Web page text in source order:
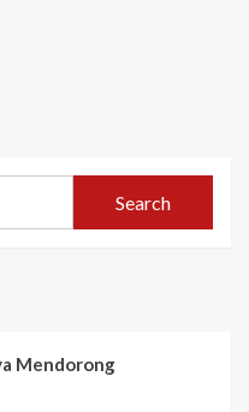
Search
Mendorong